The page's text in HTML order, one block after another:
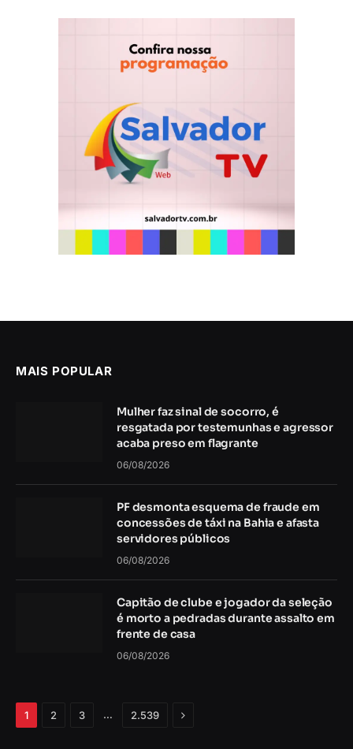
MAIS POPULAR
Mulher faz sinal de socorro, é
resgatada por testemunhas e agressor
acaba preso em flagrante
06/08/2026
PF desmonta esquema de fraude em
concessões de táxi na Bahia e afasta
servidores públicos
06/08/2026
Capitão de clube e jogador da seleção
é morto a pedradas durante assalto em
frente de casa
06/08/2026
1 2 3 … 2.539 Próximo